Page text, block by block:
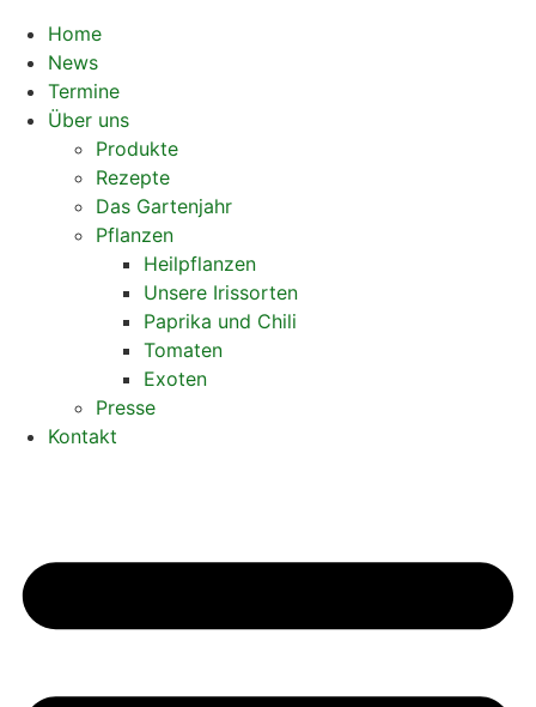
Home
News
Termine
Über uns
Produkte
Rezepte
Das Gartenjahr
Pflanzen
Heilpflanzen
Unsere Irissorten
Paprika und Chili
Tomaten
Exoten
Presse
Kontakt